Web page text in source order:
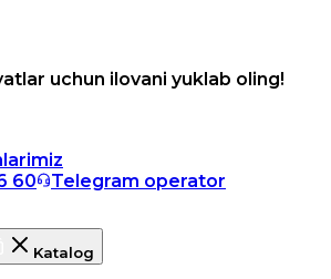
uchun ilovani yuklab oling!
60
Telegram operator
Katalog